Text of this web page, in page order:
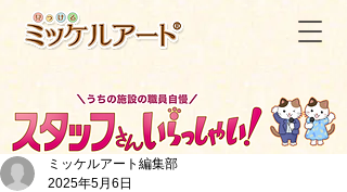
ミッケルアート編集部
2025年5月6日